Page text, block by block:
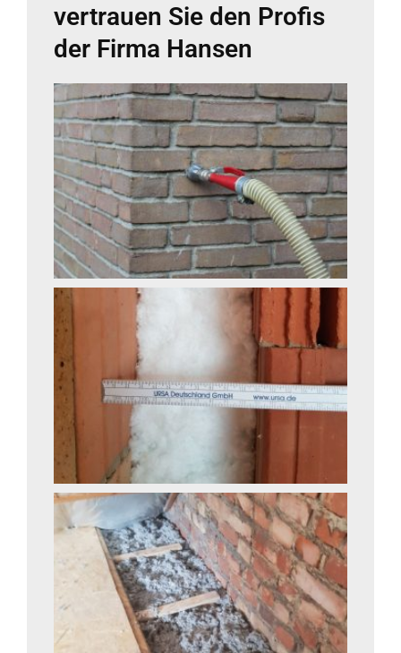
vertrauen Sie den Profis
der Firma Hansen